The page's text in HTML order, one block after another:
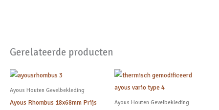
Gerelateerde producten
Ayous Houten Gevelbekleding
Ayous Rhombus 18x68mm Prijs
Ayous Houten Gevelbekleding